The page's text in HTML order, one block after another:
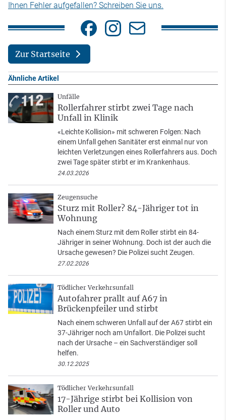
Ihnen Fehler aufgefallen? Schreiben Sie uns.
Zur Startseite
Ähnliche Artikel
Unfälle
Rollerfahrer stirbt zwei Tage nach
Unfall in Klinik
«Leichte Kollision» mit schweren Folgen: Nach
einem Unfall gehen Sanitäter erst einmal nur von
leichten Verletzungen eines Rollerfahrers aus. Doch
zwei Tage später stirbt er im Krankenhaus.
24.03.2026
Zeugensuche
Sturz mit Roller? 84-Jähriger tot in
Wohnung
Nach einem Sturz mit dem Roller stirbt ein 84-
Jähriger in seiner Wohnung. Doch ist der auch die
Ursache gewesen? Die Polizei sucht Zeugen.
27.02.2026
Tödlicher Verkehrsunfall
Autofahrer prallt auf A67 in
Brückenpfeiler und stirbt
Nach einem schweren Unfall auf der A67 stirbt ein
37-Jähriger noch am Unfallort. Die Polizei sucht
nach der Ursache – ein Sachverständiger soll
helfen.
30.12.2025
Tödlicher Verkehrsunfall
17-Jährige stirbt bei Kollision von
Roller und Auto